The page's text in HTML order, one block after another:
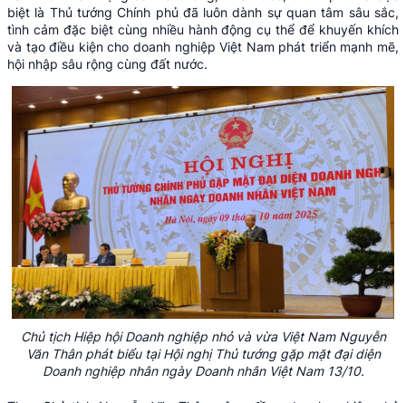
biệt là Thủ tướng Chính phủ đã luôn dành sự quan tâm sâu sắc,
tình cảm đặc biệt cùng nhiều hành động cụ thể để khuyến khích
và tạo điều kiện cho doanh nghiệp Việt Nam phát triển mạnh mẽ,
hội nhập sâu rộng cùng đất nước.
Chủ tịch Hiệp hội Doanh nghiệp nhỏ và vừa Việt Nam Nguyễn
Văn Thân phát biểu tại Hội nghị Thủ tướng gặp mặt đại diện
Doanh nghiệp nhân ngày Doanh nhân Việt Nam 13/10.